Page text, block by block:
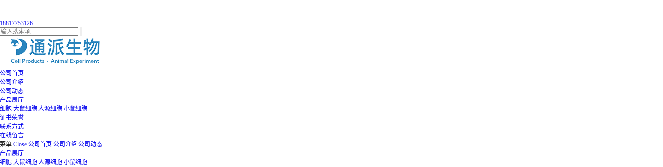
18817753126
公司首页
公司介绍
公司动态
产品展厅
细胞 大鼠细胞 人源细胞 小鼠细胞
证书荣誉
联系方式
在线留言
菜单 Close 公司首页 公司介绍 公司动态
产品展厅
细胞 大鼠细胞 人源细胞 小鼠细胞